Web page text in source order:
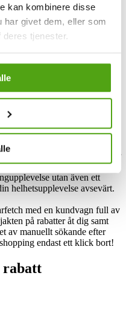
kan kombinere disse
har givet dem, eller som
tjenester.
tid på leta efter
som din personliga
en rad olika rabattkoder åt
hittat de produkter du vill ha
kontrollerar automatiskt sitt
för att hitta de koder
att inte bara hitta giltiga koder
möjliga besparingar. Detta
utan även ett
helhetsupplevelse avsevärt.
med en kundvagn full av
på rabatter åt dig samt
av manuellt sökande efter
endast ett klick bort!
rabatt